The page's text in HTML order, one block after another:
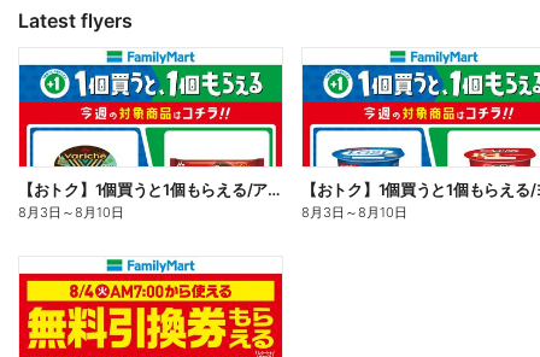
Latest flyers
【おトク】1個買うと1個もらえる/アイス
8月3日 ～8月10日 8月3日 ～8月10日